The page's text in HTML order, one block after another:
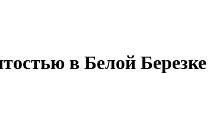
в Белой Березке